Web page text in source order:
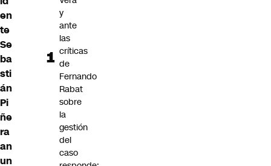
en
te
Se
ba
sti
án
Pi
ñe
ra
an
un
y
ante
las
críticas
de
Fernando
Rabat
sobre
la
gestión
del
caso